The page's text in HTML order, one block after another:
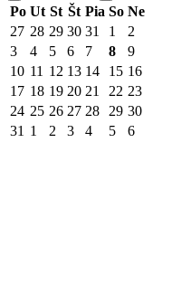
Po Ut St Št Pia So Ne
27 28 29 30 31 1
2
3
4 5 6 7 8
9
10 11 12 13 14 15 16
17 18 19 20 21 22 23
24 25 26 27 28 29 30
31 1 2 3 4 5 6